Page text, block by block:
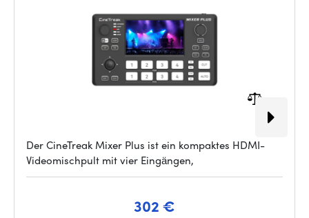
Der CineTreak Mixer Plus ist ein kompaktes HDMI-
Videomischpult mit vier Eingängen,
302 €